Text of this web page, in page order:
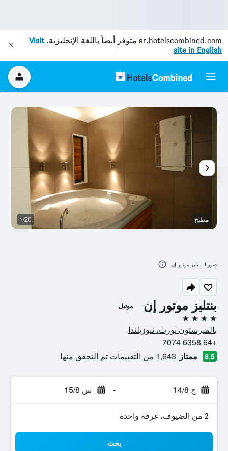
ar.hotelscombined.com متوفر أيضاً باللغة الإنجليزية.Visit
site in English
بنتليز موتور إن موتيل
4 نجوم
بالميرستون نورث، نيوزيلندا
+64 6358 7074
8.5 ممتاز 1,643 من التقييمات تم التحقق منها
ج 14/8 - س 15/8
2 من الضيوف، غرفة واحدة
بحث
مطبخ 1/20
صور لـ بنتليز موتور إن